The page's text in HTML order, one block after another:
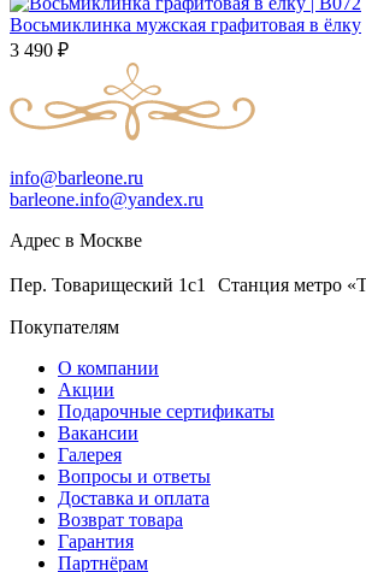
Восьмиклинка мужская графитовая в ёлку
3 490 ₽
info@barleone.ru
barleone.info@yandex.ru
Адрес в Москве
Пер. Товарищеский 1с1 Станция метро
Покупателям
О компании
Акции
Подарочные сертификаты
Вакансии
Галерея
Вопросы и ответы
Доставка и оплата
Возврат товара
Гарантия
Партнёрам